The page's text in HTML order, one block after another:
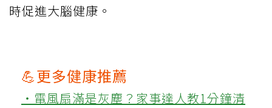
時促進大腦健康。
💪更多健康推薦
‧電風扇滿是灰塵？家事達人教1分鐘清